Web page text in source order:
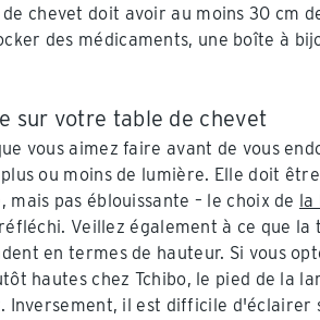
chevet doit avoir au moins 30 cm
des médicaments, une boîte à
sur votre table de chevet
vous aimez faire avant de vous
ou moins de lumière. Elle doit
mais pas éblouissante – le choix de la
Veillez également à ce que la
en termes de hauteur. Si vous
hautes chez Tchibo, le pied de la
Inversement, il est difficile d'éclairer